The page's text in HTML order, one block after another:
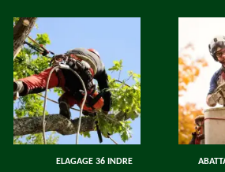
ELAGAGE 36 INDRE